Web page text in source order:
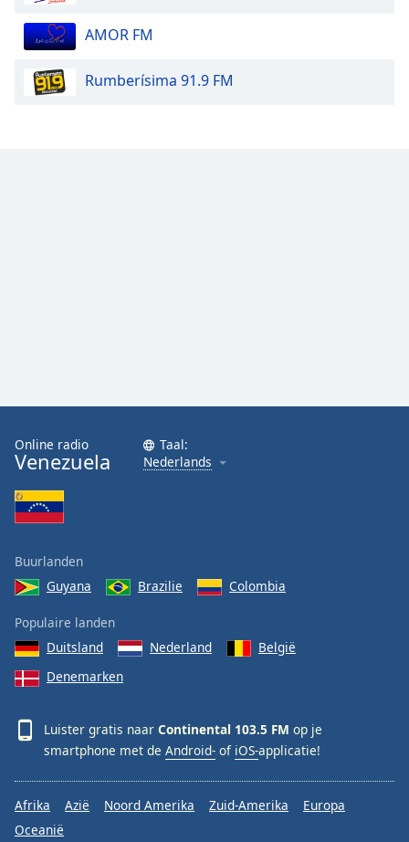
AMOR FM
Rumberísima 91.9 FM
Online radio
Venezuela
Taal:
Nederlands
Buurlanden
Guyana
Brazilie Colombia
Populaire landen
Duitsland
Nederland
België
Denemarken
Luister gratis naar Continental 103.5 FM op je
smartphone met de Android- of iOS-applicatie!
Afrika Azië Noord Amerika Zuid-Amerika
Europa
Oceanië